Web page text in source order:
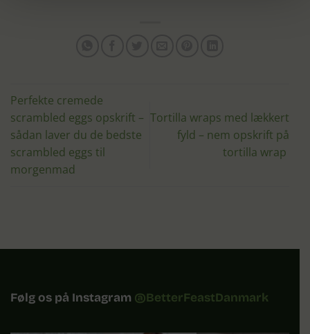
Perfekte cremede
scrambled eggs opskrift –
sådan laver du de bedste
scrambled eggs til
morgenmad
Tortilla wraps med lækkert
fyld – nem opskrift på
tortilla wrap
Følg os på Instagram @BetterFeastDanmark